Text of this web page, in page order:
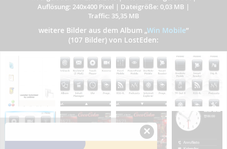
Auflösung: 240x400 Pixel | Dateigröße: 0,03 MB |
Traffic: 35,35 MB
weitere Bilder aus dem Album „Win Mobile”
(107 Bilder) von LostEden:
×